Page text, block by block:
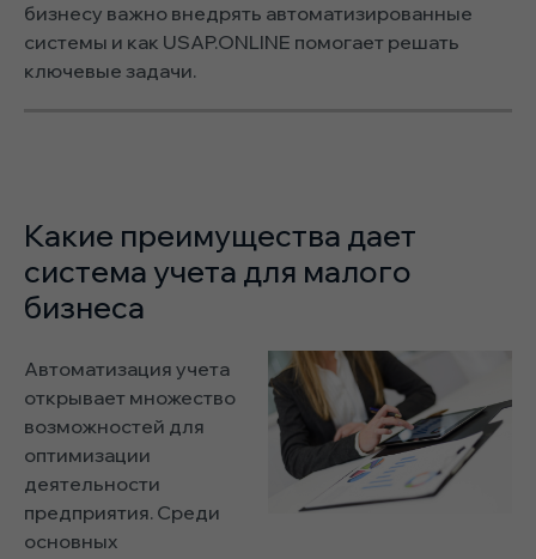
бизнесу важно внедрять автоматизированные
системы и как USAP.ONLINE помогает решать
ключевые задачи.
Какие преимущества дает
система учета для малого
бизнеса
Автоматизация учета
открывает множество
возможностей для
оптимизации
деятельности
предприятия. Среди
основных